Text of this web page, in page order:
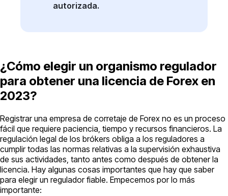
autorizada.
¿Cómo elegir un organismo regulador
para obtener una licencia de Forex en
2023?
Registrar una empresa de corretaje de Forex no es un proceso
fácil que requiere paciencia, tiempo y recursos financieros. La
regulación legal de los brókers obliga a los reguladores a
cumplir todas las normas relativas a la supervisión exhaustiva
de sus actividades, tanto antes como después de obtener la
licencia. Hay algunas cosas importantes que hay que saber
para elegir un regulador fiable. Empecemos por lo más
importante: